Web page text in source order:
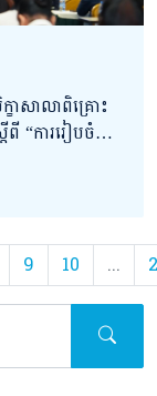
ាសាលាពិគ្រោះ
“ការរៀបចំ
ធនបាលកិច្ច”។
9 10 ...